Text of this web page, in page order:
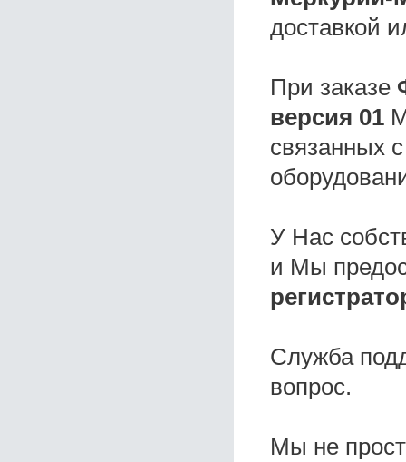
доставкой
При заказе
версия 01
связанных
У Нас
и Мы
Служба
вопрос.
Мы не